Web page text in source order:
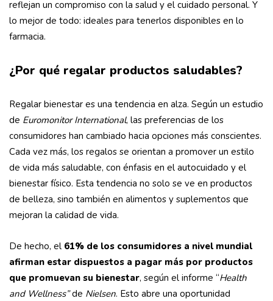
reflejan un compromiso con la salud y el cuidado personal. Y
lo mejor de todo: ideales para tenerlos disponibles en lo
farmacia.
¿Por qué regalar productos saludables?
Regalar bienestar es una tendencia en alza. Según un estudio
de Euromonitor International, las preferencias de los
consumidores han cambiado hacia opciones más conscientes.
Cada vez más, los regalos se orientan a promover un estilo
de vida más saludable, con énfasis en el autocuidado y el
bienestar físico. Esta tendencia no solo se ve en productos
de belleza, sino también en alimentos y suplementos que
mejoran la calidad de vida.
De hecho, el 61% de los consumidores a nivel mundial
afirman estar dispuestos a pagar más por productos
que promuevan su bienestar, según el informe “Health
and Wellness”de Nielsen. Esto abre una oportunidad